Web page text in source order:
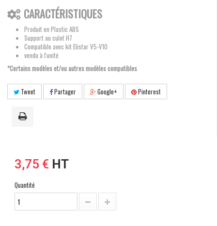
CARACTÉRISTIQUES
Produit en Plastic ABS
Support au culot H7
Compatible avec kit Elistar V5-V10
vendu à l'unité
*Certains modèles et/ou autres modèles compatibles
Tweet Partager Google+ Pinterest
3,75 € HT
Quantité